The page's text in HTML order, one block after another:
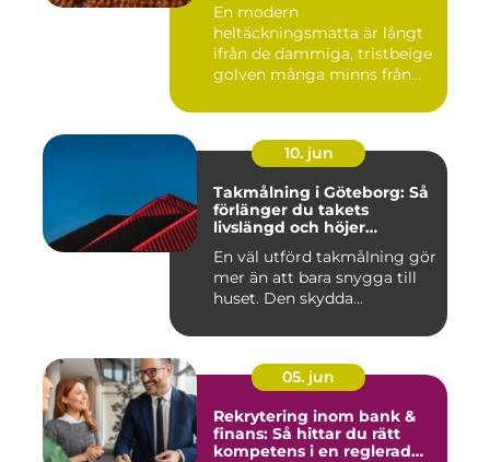
En modern
heltäckningsmatta är långt
ifrån de dammiga, tristbeige
golven många minns från
10. jun
Takmålning i Göteborg: Så
förlänger du takets
livslängd och höjer
En väl utförd takmålning gör
mer än att bara snygga till
huset. Den skydda...
05. jun
Rekrytering inom bank &
finans: Så hittar du rätt
kompetens i en reglerad